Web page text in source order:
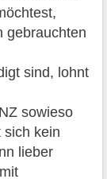
gebrauchten
sind, lohnt
sowieso
sich kein
lieber